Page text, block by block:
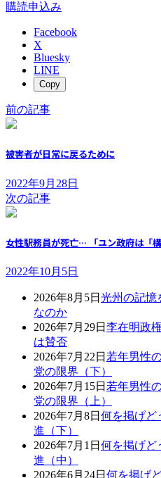
購読申込み
Facebook
X
Bluesky
LINE
Copy
前の記事
被害者が日常に戻るために
2022年9月28日
次の記事
女性駅務員が死亡… 「ユン政府は「
2022年10月5日
2026年8月5日 光州の記憶
なのか
2026年7月29日 李在明政
は賛否
2026年7月22日 若年男性
党の限界（下）
2026年7月15日 若年男性
党の限界（上）
2026年7月8日 何を掲げど
進（下）
2026年7月1日 何を掲げど
進（中）
2026年6月24日 何を掲げ